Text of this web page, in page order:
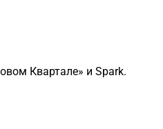
Квартале» и Spark.